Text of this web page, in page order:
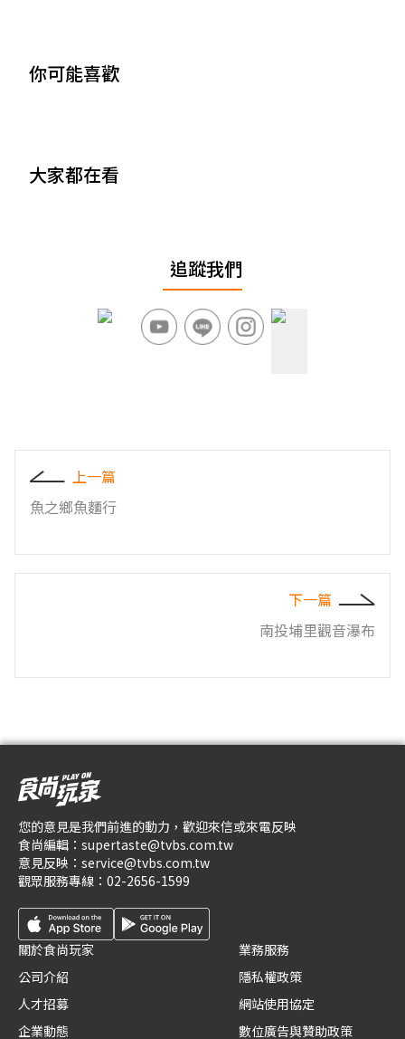
你可能喜歡
大家都在看
追蹤我們
上一篇
魚之鄉魚麵行
下一篇
南投埔里觀音瀑布
您的意見是我們前進的動力，歡迎來信或來電反映
食尚編輯： supertaste@tvbs.com.tw
意見反映： service@tvbs.com.tw
觀眾服務專線： 02-2656-1599
關於食尚玩家
公司介紹
人才招募
企業動態
業務服務
隱私權政策
網站使用協定
數位廣告與贊助政策